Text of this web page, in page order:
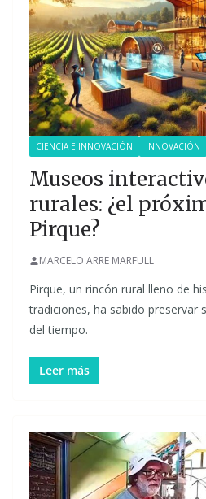
CIENCIA E INNOVACIÓN INNOVACIÓN
Museos
rurales: ¿el
Pirque?
MARCELO ARRE MARFULL
Pirque, un rincón rural lleno de
tradiciones, ha sabido preservar
del tiempo.
Leer más